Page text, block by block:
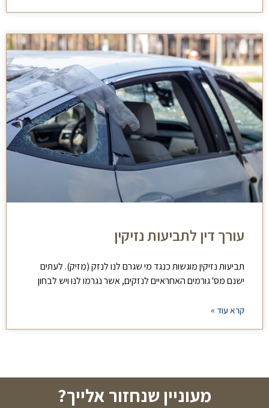
עורך דין לתביעות נזיקין
תביעות נזיקין מוגשות כנגד מי שגרם לנו לנזק (מזיק). לעתים
ישנם מס' גורמים האחראיים לנזקים, אשר נגרמו לנו ויש לבחון
קרא עוד »
מעוניין שנחזור אלייך?